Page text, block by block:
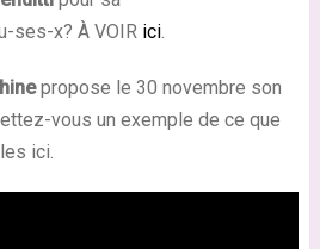
ses-x? À VOIR ici.
propose le 30 novembre son
vous un exemple de ce que
ici.